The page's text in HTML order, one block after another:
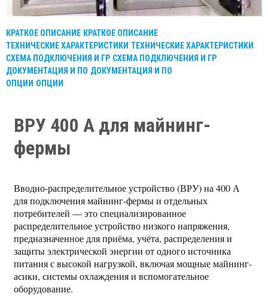
КРАТКОЕ ОПИСАНИЕ КРАТКОЕ ОПИСАНИЕ
ТЕХНИЧЕСКИЕ ХАРАКТЕРИСТИКИ ТЕХНИЧЕСКИЕ ХАРАКТЕРИСТИКИ
СХЕМА ПОДКЛЮЧЕНИЯ И ГР СХЕМА ПОДКЛЮЧЕНИЯ И ГР
ДОКУМЕНТАЦИЯ И ПО ДОКУМЕНТАЦИЯ И ПО
ОПЦИИ ОПЦИИ
ВРУ 400 А для майнинг-
фермы
Вводно-распределительное устройство (ВРУ) на 400 А
для подключения майнинг-фермы и отдельных
потребителей — это специализированное
распределительное устройство низкого напряжения,
предназначенное для приёма, учёта, распределения и
защиты электрической энергии от одного источника
питания с высокой нагрузкой, включая мощные майнинг-
асики, системы охлаждения и вспомогательное
оборудование.